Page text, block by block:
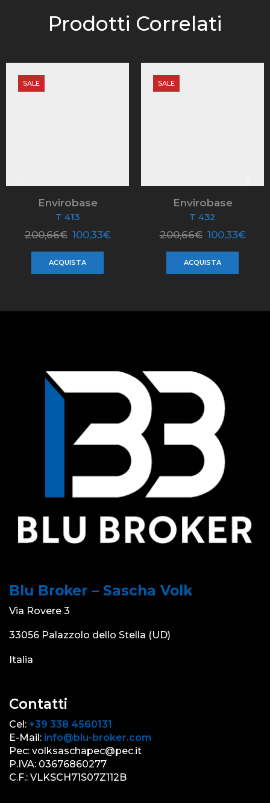
Prodotti Correlati
SALE
Envirobase
T 413
200,66€ 100,33€
ACQUISTA
SALE
Envirobase
T 432
200,66€ 100,33€
ACQUISTA
Blu Broker – Sascha Volk
Via Rovere 3
33056 Palazzolo dello Stella (UD)
Italia
Contatti
Cel: +39 338 4560131
E-Mail: info@blu-broker.com
Pec: volksaschapec@pec.it
P.IVA: 03676860277
C.F.: VLKSCH71S07Z112B